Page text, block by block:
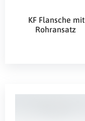
KF Flansche mit
Rohransatz